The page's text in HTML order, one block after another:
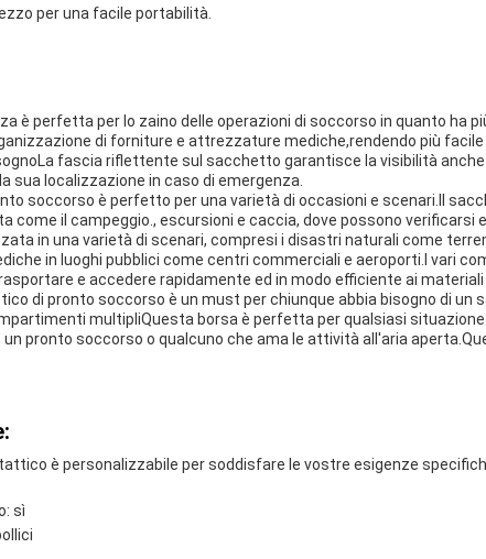
per una facile portabilità.
è perfetta per lo zaino delle operazioni di soccorso in quanto ha
di forniture e attrezzature mediche,rendendo più facile
fascia riflettente sul sacchetto garantisce la visibilità
sua localizzazione in caso di emergenza.
soccorso è perfetto per una varietà di occasioni e scenari.Il
come il campeggio., escursioni e caccia, dove possono verificarsi
in una varietà di scenari, compresi i disastri naturali come
in luoghi pubblici come centri commerciali e aeroporti.I vari
e accedere rapidamente ed in modo efficiente ai
di pronto soccorso è un must per chiunque abbia bisogno di un
multipliQuesta borsa è perfetta per qualsiasi
pronto soccorso o qualcuno che ama le attività all'aria
è personalizzabile per soddisfare le vostre esigenze
sì